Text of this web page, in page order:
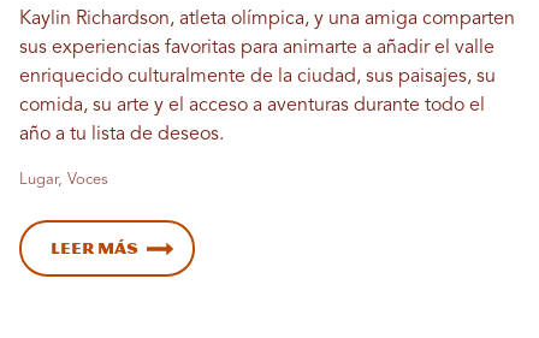
Kaylin Richardson, atleta olímpica, y una amiga comparten
sus experiencias favoritas para animarte a añadir el valle
enriquecido culturalmente de la ciudad, sus paisajes, su
comida, su arte y el acceso a aventuras durante todo el
año a tu lista de deseos.
Lugar, Voces
Leer más